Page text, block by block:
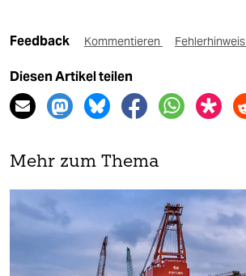
Feedback Kommentieren Fehlerhinweis
Diesen Artikel teilen
Mehr zum Thema